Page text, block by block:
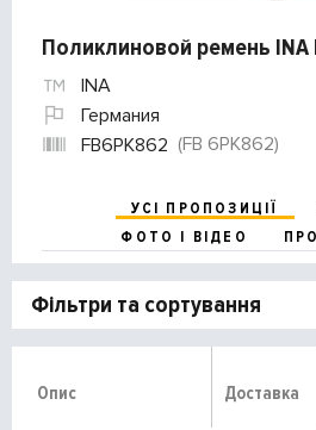
Поликлиновой ремень INA
INA
Германия
FB6PK862 (FB 6PK862)
УСІ ПРОПОЗИЦІЇ
ФОТО І ВІДЕО
Фільтри та сортування
Опис Доставка